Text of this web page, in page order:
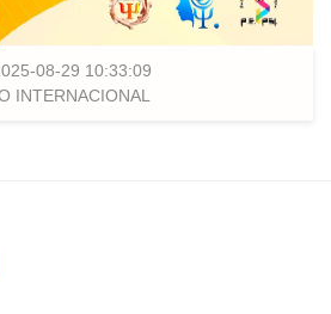
08-29 10:33:09
INTERNACIONAL